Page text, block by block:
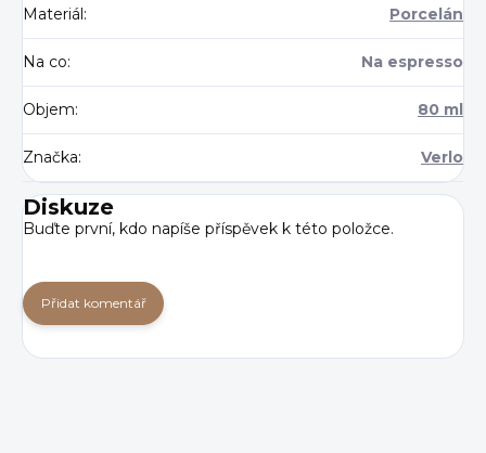
Materiál: Porcelán
Na co: Na espresso
Objem: 80 ml
Značka: Verlo
Diskuze
Buďte první, kdo napíše příspěvek k této položce.
Přidat komentář